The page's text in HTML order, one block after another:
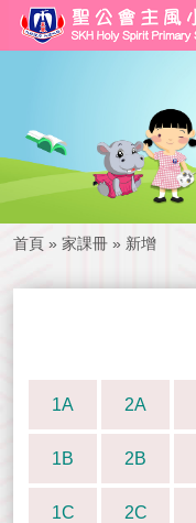
首頁 » 家課冊 » 新增
1A 2A
1B 2B
1C 2C